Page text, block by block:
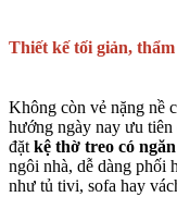
Thiết kế tối giản,
Không còn vẻ nặng nề
hướng ngày nay ưu
đặt kệ thờ treo có
ngôi nhà, dễ dàng phối
như tủ tivi, sofa hay